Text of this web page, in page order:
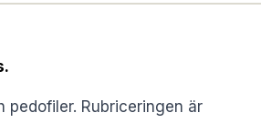
pedofiler. Rubriceringen är